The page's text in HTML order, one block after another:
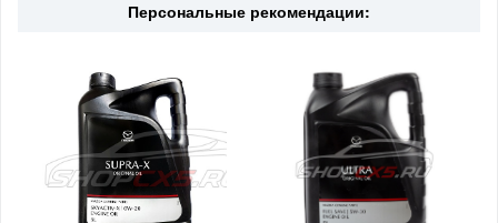
Персональные рекомендации: